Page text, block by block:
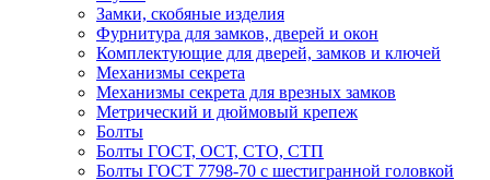
Замки, скобяные изделия
Фурнитура для замков, дверей и окон
Комплектующие для дверей, замков и ключей
Механизмы секрета
Механизмы секрета для врезных замков
Метрический и дюймовый крепеж
Болты
Болты ГОСТ, ОСТ, СТО, СТП
Болты ГОСТ 7798-70 с шестигранной головкой